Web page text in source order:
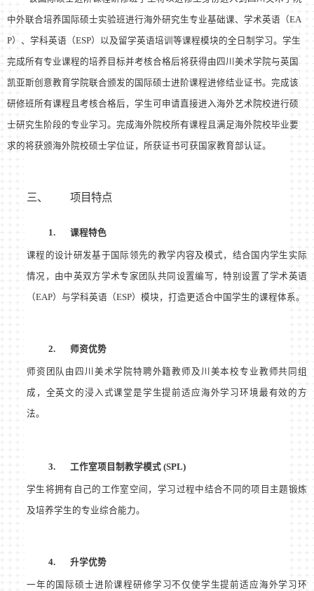
中外联合培养国际硕士实验班进行海外研究生专业基础课、学术英语（EA
P）、学科英语（ESP）以及留学英语培训等课程模块的全日制学习。学生
完成所有专业课程的培养目标并考核合格后将获得由四川美术学院与英国
凯亚斯创意教育学院联合颁发的国际硕士进阶课程进修结业证书。完成该
研修班所有课程且考核合格后，学生可申请直接进入海外艺术院校进行硕
士研究生阶段的专业学习。完成海外院校所有课程且满足海外院校毕业要
求的将获颁海外院校硕士学位证，所获证书可获国家教育部认证。
三、 项目特点
1. 课程特色
课程的设计研发基于国际领先的教学内容及模式，结合国内学生实际
情况，由中英双方学术专家团队共同设置编写，特别设置了学术英语
（EAP）与学科英语（ESP）模块，打造更适合中国学生的课程体系。
2. 师资优势
师资团队由四川美术学院特聘外籍教师及川美本校专业教师共同组
成，全英文的浸入式课堂是学生提前适应海外学习环境最有效的方
法。
3. 工作室项目制教学模式(SPL)
学生将拥有自己的工作室空间，学习过程中结合不同的项目主题锻炼
及培养学生的专业综合能力。
4. 升学优势
一年的国际硕士进阶课程研修学习不仅使学生提前适应海外学习环